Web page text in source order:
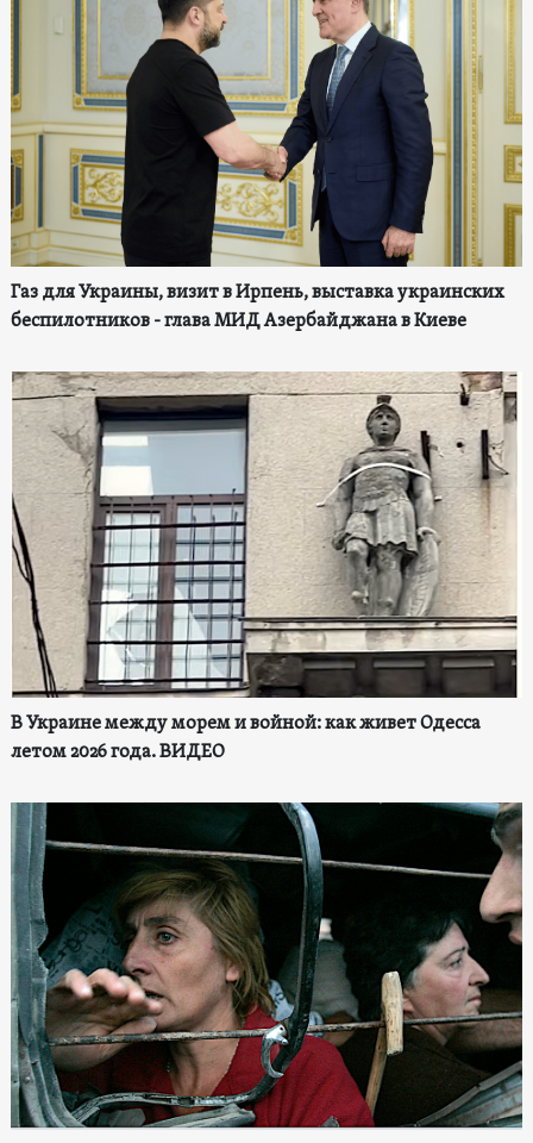
Газ для Украины, визит в Ирпень, выставка украинских
беспилотников - глава МИД Азербайджана в Киеве
В Украине между морем и войной: как живет Одесса
летом 2026 года. ВИДЕО